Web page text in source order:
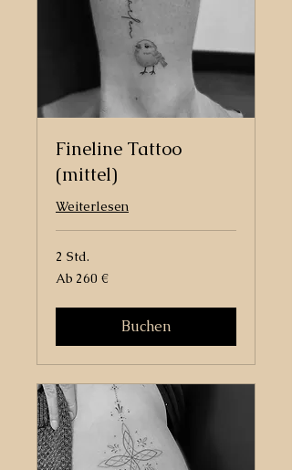
Fineline Tattoo
(mittel)
Weiterlesen
2 Std.
Ab
260
Ab 260 €
Buchen